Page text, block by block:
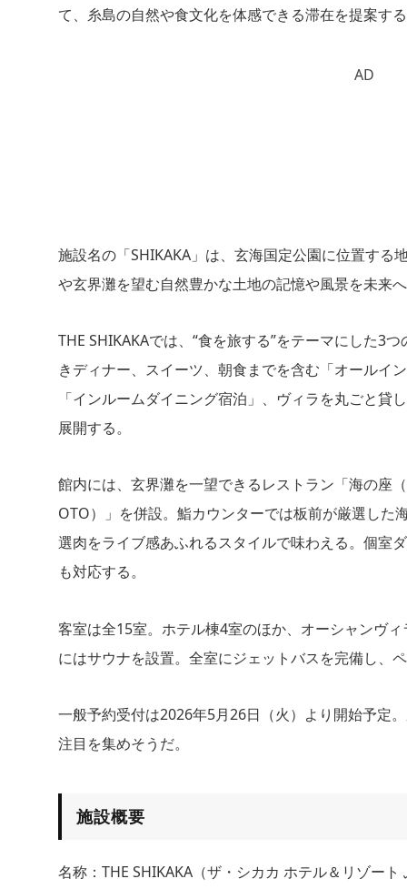
て、糸島の自然や食文化を体感できる滞在を提案す
AD
施設名の「SHIKAKA」は、玄海国定公園に位置す
や玄界灘を望む自然豊かな土地の記憶や風景を未来
THE SHIKAKAでは、“食を旅する”をテーマにした3
きディナー、スイーツ、朝食までを含む「オールイ
「インルームダイニング宿泊」、ヴィラを丸ごと
展開する。
館内には、玄界灘を一望できるレストラン「海の座
OTO）」を併設。鮨カウンターでは板前が厳選し
選肉をライブ感あふれるスタイルで味わえる。個室
も対応する。
客室は全15室。ホテル棟4室のほか、オーシャンヴ
にはサウナを設置。全室にジェットバスを完備し、
一般予約受付は2026年5月26日（火）より開始予定
注目を集めそうだ。
施設概要
名称：THE SHIKAKA（ザ・シカカ ホテル＆リゾート